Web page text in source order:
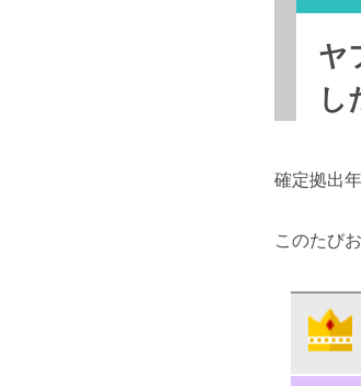
ヤ
し
確定拠出
このたび